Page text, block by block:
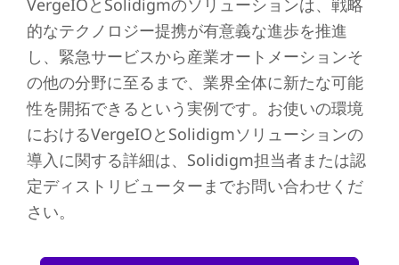
VergeIOとSolidigmのソリューションは、戦略
的なテクノロジー提携が有意義な進歩を推進
し、緊急サービスから産業オートメーションそ
の他の分野に至るまで、業界全体に新たな可能
性を開拓できるという実例です。お使いの環境
におけるVergeIOとSolidigmソリューションの
導入に関する詳細は、Solidigm担当者または認
定ディストリビューターまでお問い合わせくだ
さい。